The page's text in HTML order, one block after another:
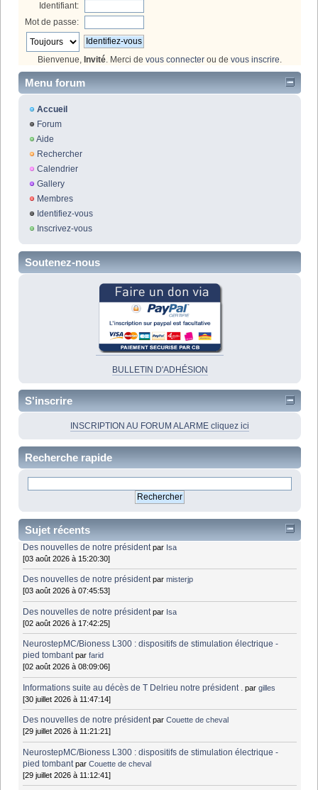
Identifiant:
Mot de passe:
Bienvenue, Invité. Merci de vous connecter ou de vous inscrire.
Menu forum
Accueil
Forum
Aide
Rechercher
Calendrier
Gallery
Membres
Identifiez-vous
Inscrivez-vous
Soutenez-nous
BULLETIN D'ADHÉSION
S'inscrire
INSCRIPTION AU FORUM ALARME cliquez ici
Recherche rapide
Sujet récents
Des nouvelles de notre président par Isa
[03 août 2026 à 15:20:30]
Des nouvelles de notre président parmisterjp
[03 août 2026 à 07:45:53]
Des nouvelles de notre président par Isa
[02 août 2026 à 17:42:25]
NeurostepMC/Bioness L300 : dispositifs de stimulation électrique -
pied tombant parfarid
[02 août 2026 à 08:09:06]
Informations suite au décès de T Delrieu notre président . pargilles
[30 juillet 2026 à 11:47:14]
Des nouvelles de notre président parCouette de cheval
[29 juillet 2026 à 11:21:21]
NeurostepMC/Bioness L300 : dispositifs de stimulation électrique -
pied tombant parCouette de cheval
[29 juillet 2026 à 11:12:41]